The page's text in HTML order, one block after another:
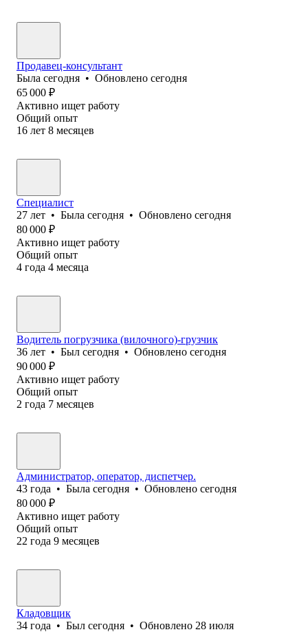
Продавец-консультант
Была сегодня • Обновлено сегодня
65 000 ₽
Активно ищет работу
Общий опыт
16 лет 8 месяцев
Специалист
27 лет • Была сегодня • Обновлено сегодня
80 000 ₽
Активно ищет работу
Общий опыт
4 года 4 месяца
Водитель погрузчика (вилочного)-грузчик
36 лет • Был сегодня • Обновлено сегодня
90 000 ₽
Активно ищет работу
Общий опыт
2 года 7 месяцев
Администратор, оператор, диспетчер.
43 года • Была сегодня • Обновлено сегодня
80 000 ₽
Активно ищет работу
Общий опыт
22 года 9 месяцев
Кладовщик
34 года • Был сегодня • Обновлено 28 июля